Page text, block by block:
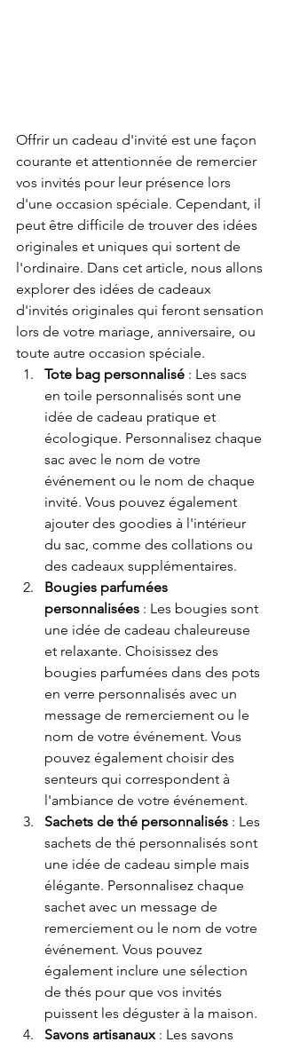
Offrir un cadeau d'invité est une façon
courante et attentionnée de remercier
vos invités pour leur présence lors
d'une occasion spéciale. Cependant, il
peut être difficile de trouver des idées
originales et uniques qui sortent de
l'ordinaire. Dans cet article, nous allons
explorer des idées de cadeaux
d'invités originales qui feront sensation
lors de votre mariage, anniversaire, ou
toute autre occasion spéciale.
Tote bag personnalisé : Les sacs
en toile personnalisés sont une
idée de cadeau pratique et
écologique. Personnalisez chaque
sac avec le nom de votre
événement ou le nom de chaque
invité. Vous pouvez également
ajouter des goodies à l'intérieur
du sac, comme des collations ou
des cadeaux supplémentaires.
Bougies parfumées
personnalisées : Les bougies sont
une idée de cadeau chaleureuse
et relaxante. Choisissez des
bougies parfumées dans des pots
en verre personnalisés avec un
message de remerciement ou le
nom de votre événement. Vous
pouvez également choisir des
senteurs qui correspondent à
l'ambiance de votre événement.
Sachets de thé personnalisés : Les
sachets de thé personnalisés sont
une idée de cadeau simple mais
élégante. Personnalisez chaque
sachet avec un message de
remerciement ou le nom de votre
événement. Vous pouvez
également inclure une sélection
de thés pour que vos invités
puissent les déguster à la maison.
Savons artisanaux : Les savons